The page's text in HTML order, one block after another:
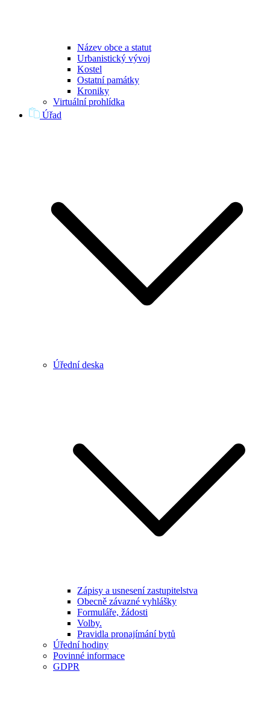
Název obce a statut
Urbanistický vývoj
Kostel
Ostatní památky
Kroniky
Virtuální prohlídka
Úřad
Úřední deska
Zápisy a usnesení zastupitelstva
Obecně závazné vyhlášky
Formuláře, žádosti
Volby.
Pravidla pronajímání bytů
Úřední hodiny
Povinné informace
GDPR